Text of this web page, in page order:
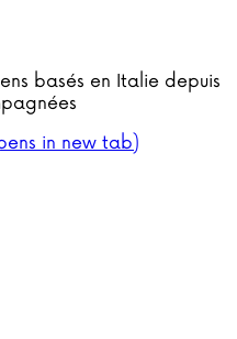
basés en Italie depuis
in new tab)